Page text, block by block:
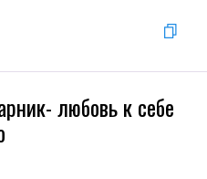
любовь к себе